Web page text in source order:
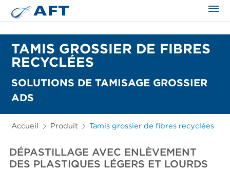
TAMIS GROSSIER DE FIBRES
RECYCLÉES
SOLUTIONS DE TAMISAGE GROSSIER
ADS
Accueil Produit Tamis grossier de fibres recyclées
DÉPASTILLAGE AVEC ENLÈVEMENT
DES PLASTIQUES LÉGERS ET LOURDS